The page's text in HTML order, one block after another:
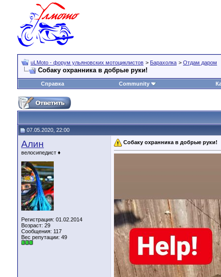
uLMoto - форум ульяновских мотоциклистов > Барахолка > Отдам даром
Собаку охранника в добрые руки!
Справка Community
07.05.2020, 22:00
Алин
велосипедист ♦
Регистрация: 01.02.2014
Возраст: 29
Сообщения: 117
Вес репутации: 49
Собаку охранника в добрые руки!